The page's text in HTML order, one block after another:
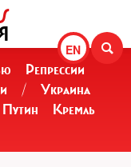
EN
Репрессии
/
Украина
Путин
Кремль